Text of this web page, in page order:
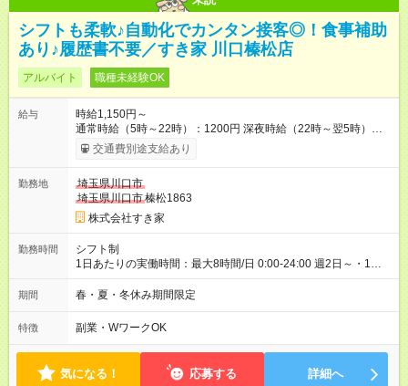
シフトも柔軟♪自動化でカンタン接客◎！食事補助
あり♪履歴書不要／すき家 川口榛松店
アルバイト 職種未経験OK
給与
時給1,150円～
通常時給（5時～22時）：1200円 深夜時給（22時～翌5時）：
1500円 高校生時給：1150円 【特別手当】早朝手当（5：00-9：
00）時給+150円 【試用期間】試用期間あり 試用期間の長さ：1
30日（※条件変更なし）ですが、切り上げで一ヶ月とさせてい
ただきます。 研修制度あり：15時間(研修中も同時給）
交通費別途支給あり
勤務地
埼玉県川口市
埼玉県川口市榛松1863
株式会社すき家
勤務時間
シフト制
1日あたりの実働時間：最大8時間/日 0:00-24:00 週2日～・1日
2h～OK ＜シフト例＞ 〇朝帯 5:00-9:00 〇昼帯 9:00-14:00 〇午
後帯 14:00-18:00 〇夜帯 18:00-22:00 〇深夜帯 22:00-翌5:00 基
ます♪
期間 春・夏・冬休み期間限定
特徴 副業・WワークOK
気になる！ 応募する 詳細へ